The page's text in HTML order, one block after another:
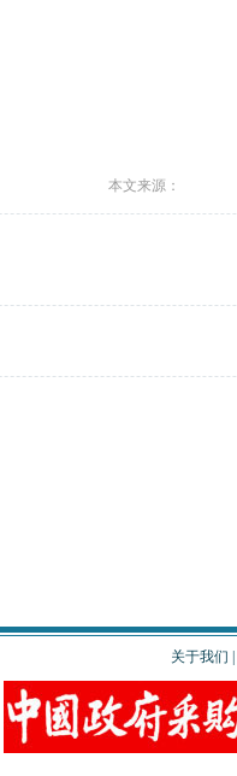
本文来源：
关于我们